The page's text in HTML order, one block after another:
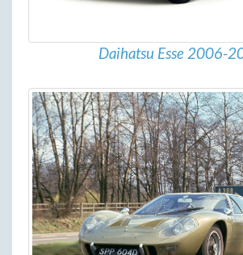
Daihatsu Esse 2006-